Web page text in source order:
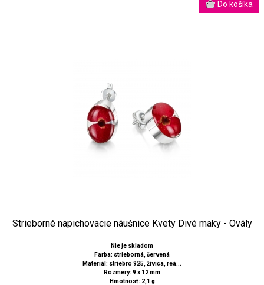
Strieborné napichovacie náušnice Kvety Divé maky - Ovály
Nie je skladom
Farba: strieborná, červená
Materiál: striebro 925, živica, reá...
Rozmery: 9 x 12 mm
Hmotnosť: 2,1 g